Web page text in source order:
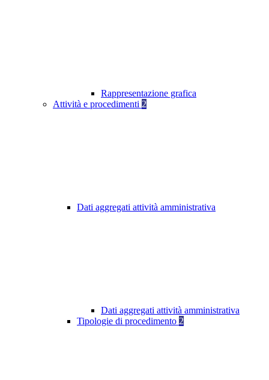
Rappresentazione grafica
Attività e procedimenti 2
Dati aggregati attività amministrativa
Dati aggregati attività amministrativa
Tipologie di procedimento 2